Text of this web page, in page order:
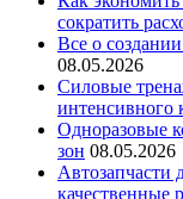
сократить
Все о
08.05.2026
Силовые
интенсивного
Одноразовые
зон 08.05.2026
Автозапчасти
качественные